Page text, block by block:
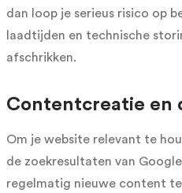
dan loop je serieus risico op
laadtijden en technische
afschrikken.
Contentcreatie en
Om je website relevant te
de zoekresultaten van
regelmatig nieuwe content te